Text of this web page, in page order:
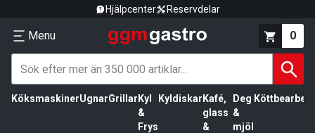
Hjälpcenter Reservdelar
Menu 0
KöksmaskinerUgnarGrillar Kyl
&
Frys
Kyldiskar Kafé,
glass
&
Deg
&
mjöl